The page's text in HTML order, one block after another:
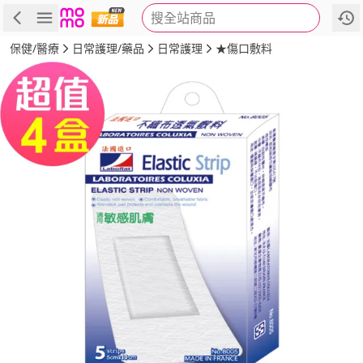
搜全站商品
商品 評價 詳情 規格
保健/醫療 日常護理/藥品 日常護理 ★傷口敷料